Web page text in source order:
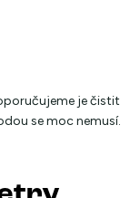
je čistit
se moc nemusí.